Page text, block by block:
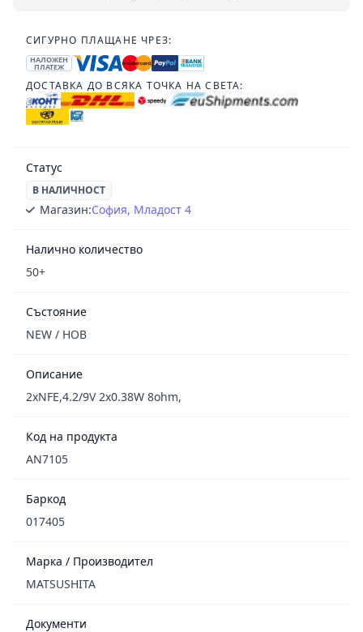
СИГУРНО ПЛАЩАНЕ ЧРЕЗ:
НАЛОЖЕН
ПЛАТЕЖ
ДОСТАВКА ДО ВСЯКА ТОЧКА НА СВЕТА:
Статус
В НАЛИЧНОСТ
Магазин:София, Младост 4
Налично количество
50+
Състояние
NEW / НОВ
Описание
2xNFE,4.2/9V 2x0.38W 8ohm,
Код на продукта
AN7105
Баркод
017405
Марка / Производител
MATSUSHITA
Документи